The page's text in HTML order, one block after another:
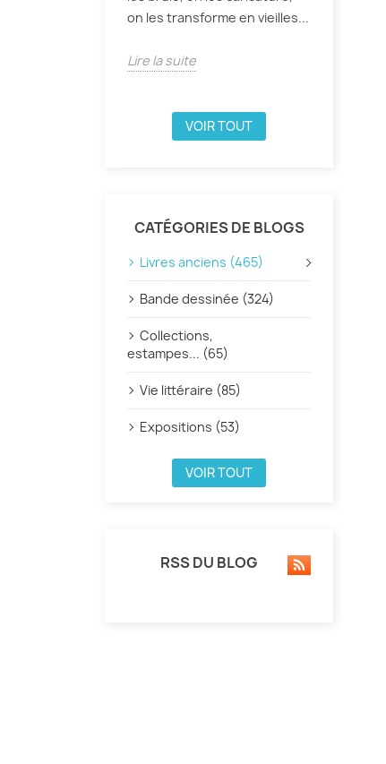
on les transforme en vieilles...
Lire la suite
VOIR TOUT
CATÉGORIES DE BLOGS
Livres anciens (465)
Bande dessinée (324)
Collections,
estampes... (65)
Vie littéraire (85)
Expositions (53)
VOIR TOUT
RSS DU BLOG